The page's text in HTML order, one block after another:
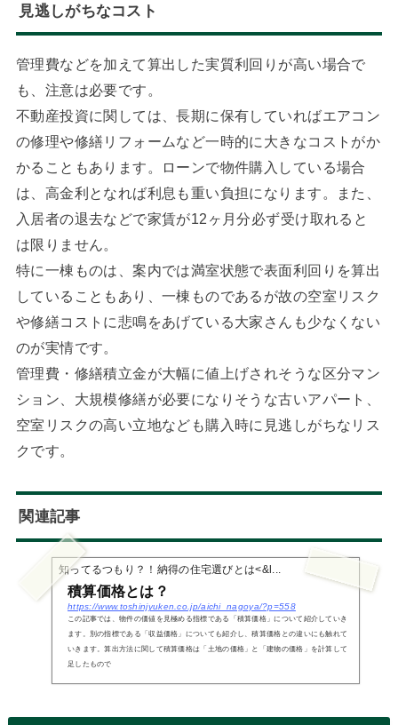
見逃しがちなコスト
管理費などを加えて算出した実質利回りが高い場合で
も、注意は必要です。
不動産投資に関しては、長期に保有していればエアコン
の修理や修繕リフォームなど一時的に大きなコストがか
かることもあります。ローンで物件購入している場合
は、高金利となれば利息も重い負担になります。また、
入居者の退去などで家賃が12ヶ月分必ず受け取れると
は限りません。
特に一棟ものは、案内では満室状態で表面利回りを算出
していることもあり、一棟ものであるが故の空室リスク
や修繕コストに悲鳴をあげている大家さんも少なくない
のが実情です。
管理費・修繕積立金が大幅に値上げされそうな区分マン
ション、大規模修繕が必要になりそうな古いアパート、
空室リスクの高い立地なども購入時に見逃しがちなリス
クです。
関連記事
知ってるつもり？！納得の住宅選びとは<&l...
積算価格とは？
https://www.toshinjyuken.co.jp/aichi_nagoya/?p=558
この記事では、物件の価値を見極める指標である「積算価格」について紹介していき
ます。別の指標である「収益価格」についても紹介し、積算価格との違いにも触れて
いきます。算出方法に関して積算価格は「土地の価格」と「建物の価格」を計算して
足したもので